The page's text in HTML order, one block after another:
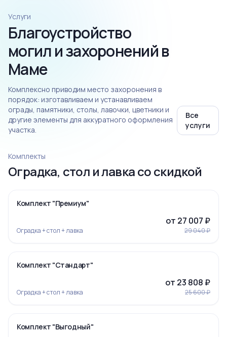
Услуги
Благоустройство
могил и захоронений в
Маме
Комплексно приводим место захоронения в
порядок: изготавливаем и устанавливаем
ограды, памятники, столы, лавочки, цветники и
другие элементы для аккуратного оформления
участка.
Все
услуги
Комплекты
Оградка, стол и лавка со скидкой
Ограда 19
-7%
Комплект "Премиум"
Оградка + стол + лавка
от 27 007 ₽
29 040 ₽
-7%
Комплект "Стандарт"
Оградка + стол + лавка
от 23 808 ₽
25 600 ₽
-5%
Комплект "Выгодный"